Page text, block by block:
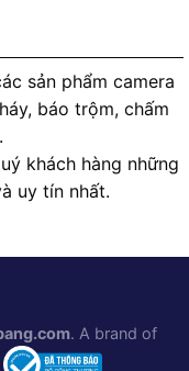
sản phẩm camera
báo trộm, chấm
khách hàng những
uy tín nhất.
. A brand of